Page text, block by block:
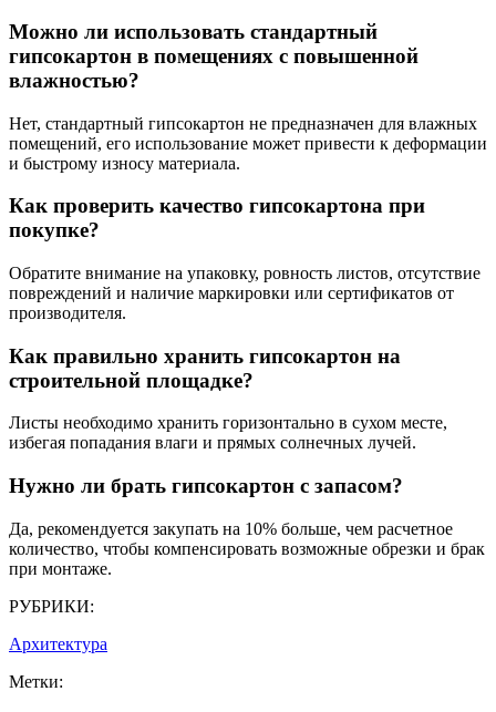
Можно ли использовать стандартный
гипсокартон в помещениях с повышенной
влажностью?
Нет, стандартный гипсокартон не предназначен для влажных
помещений, его использование может привести к деформации
и быстрому износу материала.
Как проверить качество гипсокартона при
покупке?
Обратите внимание на упаковку, ровность листов, отсутствие
повреждений и наличие маркировки или сертификатов от
производителя.
Как правильно хранить гипсокартон на
строительной площадке?
Листы необходимо хранить горизонтально в сухом месте,
избегая попадания влаги и прямых солнечных лучей.
Нужно ли брать гипсокартон с запасом?
Да, рекомендуется закупать на 10% больше, чем расчетное
количество, чтобы компенсировать возможные обрезки и брак
при монтаже.
РУБРИКИ:
Архитектура
Метки: